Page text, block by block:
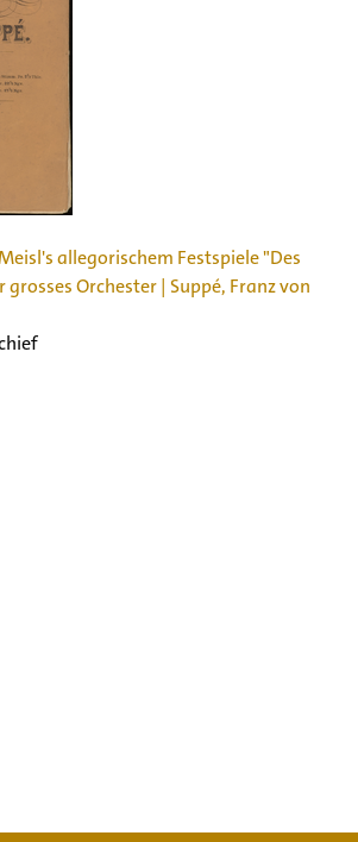
allegorischem Festspiele "Des
Orchester | Suppé, Franz von